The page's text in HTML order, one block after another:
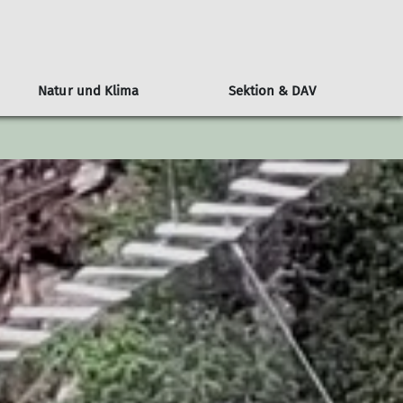
Berichte
Wandern
Jugend
Ausbildung
Klettern
Alpin
MTB
Knigge
Eine Nacht auf der Hütte
Wer ist die JDAV
Bundesjugendausschuss
Bundesjugendleitung
Natur und Klima
Klimaschutz: Der DAV als Vorreiter
Sektion & DAV
Über den DAV
Kampagne #machseinfach
Alpiner Sicherheitsservice ASS
DAV-Panorama